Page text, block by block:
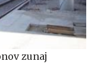
zunaj